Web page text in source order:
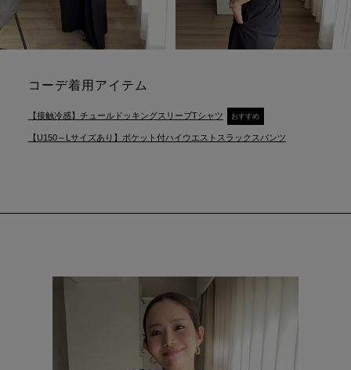
コーデ着用アイテム
【接触冷感】チュールドッキングスリーブTシャツ おすすめ
【U150～Lサイズあり】ポケット付ハイウエストスラックスパンツ